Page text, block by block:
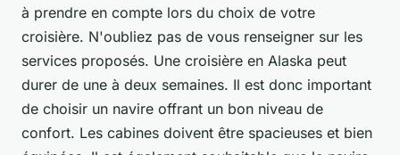
à prendre en compte lors du choix de votre
croisière. N'oubliez pas de vous renseigner sur les
services proposés. Une croisière en Alaska peut
durer de une à deux semaines. Il est donc important
de choisir un navire offrant un bon niveau de
confort. Les cabines doivent être spacieuses et bien